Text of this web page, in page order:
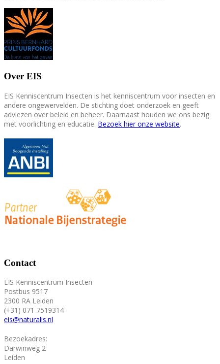
Over EIS
EIS Kenniscentrum Insecten is het kenniscentrum voor insecten en
andere ongewervelden. De stichting doet onderzoek en geeft
adviezen over beleid en beheer. Daarnaast houden we ons bezig
met voorlichting en educatie. Bezoek hier onze website.
Contact
EIS Kenniscentrum Insecten
Postbus 9517
2300 RA Leiden
(+31) 071 7519314
eis@naturalis.nl
Bezoekadres:
Darwinweg 2
Leiden